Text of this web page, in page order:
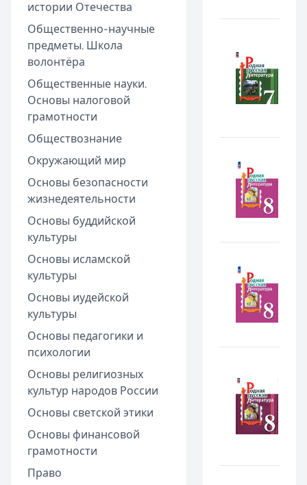
истории Отечества
Общественно-научные
предметы. Школа
волонтёра
Общественные науки.
Основы налоговой
грамотности
Обществознание
Окружающий мир
Основы безопасности
жизнедеятельности
Основы буддийской
культуры
Основы исламской
культуры
Основы иудейской
культуры
Основы педагогики и
психологии
Основы религиозных
культур народов России
Основы светской этики
Основы финансовой
грамотности
Право